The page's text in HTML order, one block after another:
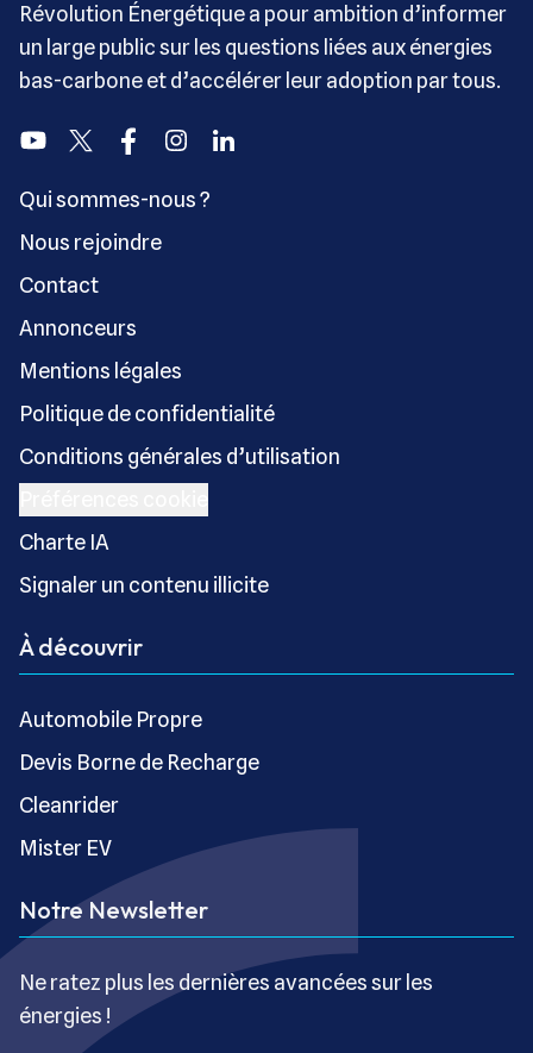
Révolution Énergétique a pour ambition d’informer
un large public sur les questions liées aux énergies
bas-carbone et d’accélérer leur adoption par tous.
YoutubeTwitter FacebookInstagramLinkedin
Qui sommes-nous ?
Nous rejoindre
Contact
Annonceurs
Mentions légales
Politique de confidentialité
Conditions générales d’utilisation
Charte IA
Signaler un contenu illicite
À découvrir
Automobile Propre
Devis Borne de Recharge
Cleanrider
Mister EV
Notre Newsletter
Ne ratez plus les dernières avancées sur les
énergies !